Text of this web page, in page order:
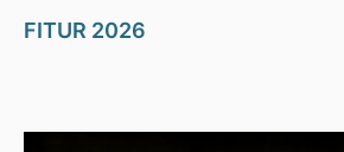
FITUR 2026